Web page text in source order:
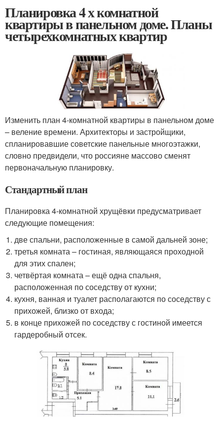
Планировка 4 х комнатной
квартиры в панельном доме. Планы
четырехкомнатных квартир
Изменить план 4-комнатной квартиры в панельном доме
– веление времени. Архитекторы и застройщики,
спланировавшие советские панельные многоэтажки,
словно предвидели, что россияне массово сменят
первоначальную планировку.
Стандартный план
Планировка 4-комнатной хрущёвки предусматривает
следующие помещения:
две спальни, расположенные в самой дальней зоне;
третья комната – гостиная, являющаяся проходной
для этих спален;
четвёртая комната – ещё одна спальня,
расположенная по соседству от кухни;
кухня, ванная и туалет располагаются по соседству с
прихожей, близко от входа;
в конце прихожей по соседству с гостиной имеется
гардеробный отсек.